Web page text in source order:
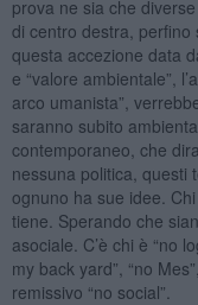
prova ne sia che
di centro destra, perfino
questa accezione data
e “valore ambientale”,
arco umanista”,
saranno subito
contemporaneo, che
nessuna politica, questi
ognuno ha sue idee.
tiene. Sperando che
asociale. C’è chi è “no
my back yard”, “no
remissivo “no social”.